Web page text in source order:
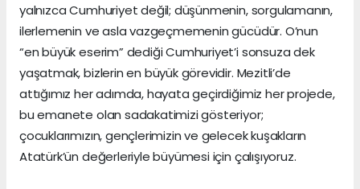
yalnızca Cumhuriyet değil; düşünmenin, sorgulamanın,
ilerlemenin ve asla vazgeçmemenin gücüdür. O’nun
“en büyük eserim” dediği Cumhuriyet’i sonsuza dek
yaşatmak, bizlerin en büyük görevidir. Mezitli’de
attığımız her adımda, hayata geçirdiğimiz her projede,
bu emanete olan sadakatimizi gösteriyor;
çocuklarımızın, gençlerimizin ve gelecek kuşakların
Atatürk’ün değerleriyle büyümesi için çalışıyoruz.